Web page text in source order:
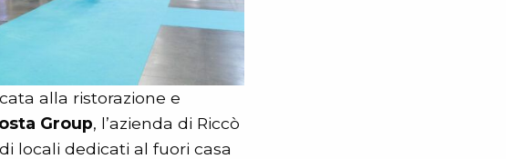
alla ristorazione e
Group, l’azienda di Riccò
locali dedicati al fuori casa